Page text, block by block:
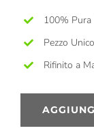
100% Pura
Pezzo Unico
Rifinito a